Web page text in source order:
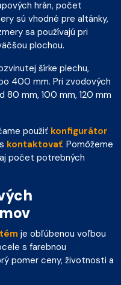
hrán, počet
sú vhodné pre altánky,
sa používajú pri
plochou.
šírke plechu,
400 mm. Pri zvodových
80 mm, 100 mm, 120 mm
použiť konfigurátor
kontaktovať. Pomôžeme
počet potrebných
je obľúbenou voľbou
s farebnou
pomer ceny, životnosti a